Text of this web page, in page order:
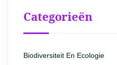
Categorieën
Biodiversiteit En Ecologie